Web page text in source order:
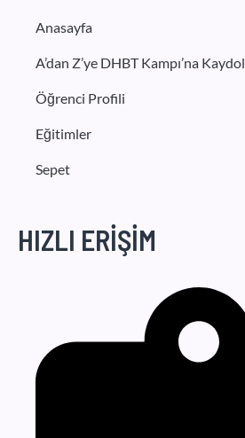
Anasayfa
A’dan Z’ye DHBT Kampı’na Kaydol
Öğrenci Profili
Eğitimler
Sepet
HIZLI ERİŞİM